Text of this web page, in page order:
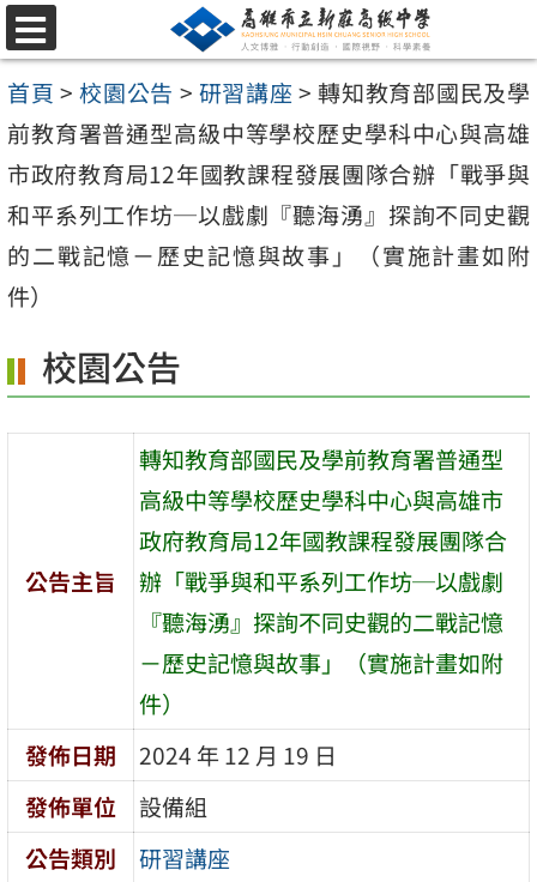
跳
至
主
要
內
容
區
選
單
首頁 > 校園公告 > 研習講座 > 轉知教育部國民及學
前教育署普通型高級中等學校歷史學科中心與高雄
市政府教育局12年國教課程發展團隊合辦「戰爭與
和平系列工作坊─以戲劇『聽海湧』探詢不同史觀
的二戰記憶－歷史記憶與故事」（實施計畫如附
件）
校園公告
公告主旨
轉知教育部國民及學前教育署普通型
高級中等學校歷史學科中心與高雄市
政府教育局12年國教課程發展團隊合
辦「戰爭與和平系列工作坊─以戲劇
『聽海湧』探詢不同史觀的二戰記憶
－歷史記憶與故事」（實施計畫如附
件）
發佈日期
2024 年 12 月 19 日
發佈單位
設備組
公告類別
研習講座